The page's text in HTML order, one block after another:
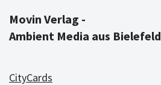
Movin Verlag -
Ambient Media aus Bielefeld
CityCards